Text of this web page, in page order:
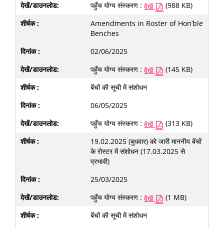
पहुँच योग्य संस्करण : देखें
(988 KB)
Amendments in Roster of Hon’ble
Benches
02/06/2025
पहुँच योग्य संस्करण : देखें
(145 KB)
बेंचों की सूची में संशोधन
06/05/2025
पहुँच योग्य संस्करण : देखें
(313 KB)
19.02.2025 (बुधवार) को जारी माननीय बेंचों
के रोस्टर में संशोधन (17.03.2025 से
प्रभावी)
25/03/2025
पहुँच योग्य संस्करण : देखें
(1 MB)
बेंचों की सूची में संशोधन